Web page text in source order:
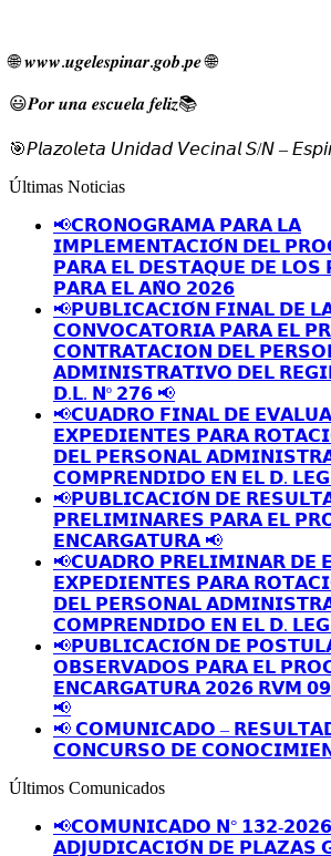
🌐 𝒘𝒘𝒘.𝒖𝒈𝒆𝒍𝒆𝒔𝒑𝒊𝒏𝒂𝒓.𝒈𝒐𝒃.𝒑𝒆 🌐
😃𝑷𝒐𝒓 𝒖𝒏𝒂 𝒆𝒔𝒄𝒖𝒆𝒍𝒂 𝒇𝒆𝒍𝒊𝒛📚
🎯𝘗𝘭𝘢𝘻𝘰𝘭𝘦𝘵𝘢 𝘜𝘯𝘪𝘥𝘢𝘥 𝘝𝘦𝘤𝘪𝘯𝘢𝘭 𝘚/𝘕 –
Últimas Noticias
📢𝗖𝗥𝗢𝗡𝗢𝗚𝗥𝗔𝗠𝗔 𝗣𝗔𝗥𝗔 𝗟𝗔
𝗜𝗠𝗣𝗟𝗘𝗠𝗘𝗡𝗧𝗔𝗖𝗜𝗢́𝗡 𝗗𝗘𝗟
𝗣𝗔𝗥𝗔 𝗘𝗟 𝗗𝗘𝗦𝗧𝗔𝗤𝗨𝗘 𝗗𝗘 𝗟𝗢𝗦
𝗣𝗔𝗥𝗔 𝗘𝗟 𝗔𝗡̃𝗢 𝟮𝟬𝟮𝟲
📢𝗣𝗨𝗕𝗟𝗜𝗖𝗔𝗖𝗜𝗢́𝗡 𝗙𝗜𝗡𝗔𝗟 𝗗𝗘
𝗖𝗢𝗡𝗩𝗢𝗖𝗔𝗧𝗢𝗥𝗜𝗔 𝗣𝗔𝗥𝗔 𝗘𝗟
𝗖𝗢𝗡𝗧𝗥𝗔𝗧𝗔𝗖𝗜𝗢𝗡 𝗗𝗘𝗟
𝗔𝗗𝗠𝗜𝗡𝗜𝗦𝗧𝗥𝗔𝗧𝗜𝗩𝗢 𝗗𝗘𝗟
𝗗.𝗟. 𝗡º 𝟮𝟳𝟲 📢
📢𝗖𝗨𝗔𝗗𝗥𝗢 𝗙𝗜𝗡𝗔𝗟 𝗗𝗘
𝗘𝗫𝗣𝗘𝗗𝗜𝗘𝗡𝗧𝗘𝗦 𝗣𝗔𝗥𝗔
𝗗𝗘𝗟 𝗣𝗘𝗥𝗦𝗢𝗡𝗔𝗟
𝗖𝗢𝗠𝗣𝗥𝗘𝗡𝗗𝗜𝗗𝗢 𝗘𝗡 𝗘𝗟 𝗗.
📢𝗣𝗨𝗕𝗟𝗜𝗖𝗔𝗖𝗜𝗢́𝗡 𝗗𝗘
𝗣𝗥𝗘𝗟𝗜𝗠𝗜𝗡𝗔𝗥𝗘𝗦 𝗣𝗔𝗥𝗔 𝗘𝗟
𝗘𝗡𝗖𝗔𝗥𝗚𝗔𝗧𝗨𝗥𝗔 📢
📢𝗖𝗨𝗔𝗗𝗥𝗢 𝗣𝗥𝗘𝗟𝗜𝗠𝗜𝗡𝗔𝗥 𝗗𝗘
𝗘𝗫𝗣𝗘𝗗𝗜𝗘𝗡𝗧𝗘𝗦 𝗣𝗔𝗥𝗔
𝗗𝗘𝗟 𝗣𝗘𝗥𝗦𝗢𝗡𝗔𝗟
𝗖𝗢𝗠𝗣𝗥𝗘𝗡𝗗𝗜𝗗𝗢 𝗘𝗡 𝗘𝗟 𝗗.
📢𝗣𝗨𝗕𝗟𝗜𝗖𝗔𝗖𝗜𝗢́𝗡 𝗗𝗘
𝗢𝗕𝗦𝗘𝗥𝗩𝗔𝗗𝗢𝗦 𝗣𝗔𝗥𝗔 𝗘𝗟
𝗘𝗡𝗖𝗔𝗥𝗚𝗔𝗧𝗨𝗥𝗔 𝟮𝟬𝟮𝟲 𝗥𝗩𝗠
📢
📢 𝗖𝗢𝗠𝗨𝗡𝗜𝗖𝗔𝗗𝗢 –
𝗖𝗢𝗡𝗖𝗨𝗥𝗦𝗢 𝗗𝗘
Últimos Comunicados
📢𝗖𝗢𝗠𝗨𝗡𝗜𝗖𝗔𝗗𝗢 𝗡° 𝟭𝟯𝟮-𝟮𝟬𝟮𝟲
𝗔𝗗𝗝𝗨𝗗𝗜𝗖𝗔𝗖𝗜𝗢́𝗡 𝗗𝗘 𝗣𝗟𝗔𝗭𝗔𝗦